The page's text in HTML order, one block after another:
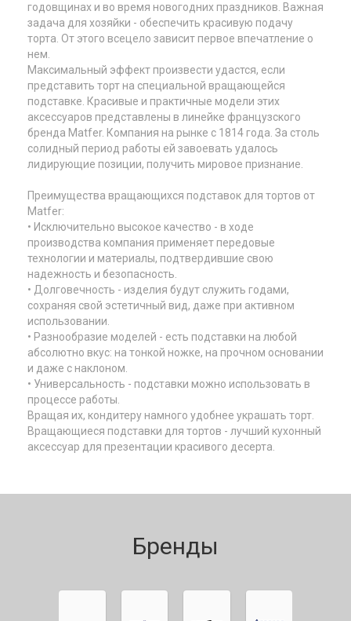
годовщинах и во время новогодних праздников. Важная
задача для хозяйки - обеспечить красивую подачу
торта. От этого всецело зависит первое впечатление о
нем.
Максимальный эффект произвести удастся, если
представить торт на специальной вращающейся
подставке. Красивые и практичные модели этих
аксессуаров представлены в линейке французского
бренда Matfer. Компания на рынке с 1814 года. За столь
солидный период работы ей завоевать удалось
лидирующие позиции, получить мировое признание.
Преимущества вращающихся подставок для тортов от
Matfer:
• Исключительно высокое качество - в ходе
производства компания применяет передовые
технологии и материалы, подтвердившие свою
надежность и безопасность.
• Долговечность - изделия будут служить годами,
сохраняя свой эстетичный вид, даже при активном
использовании.
• Разнообразие моделей - есть подставки на любой
абсолютно вкус: на тонкой ножке, на прочном основании
и даже с наклоном.
• Универсальность - подставки можно использовать в
процессе работы.
Вращая их, кондитеру намного удобнее украшать торт.
Вращающиеся подставки для тортов - лучший кухонный
аксессуар для презентации красивого десерта.
Бренды